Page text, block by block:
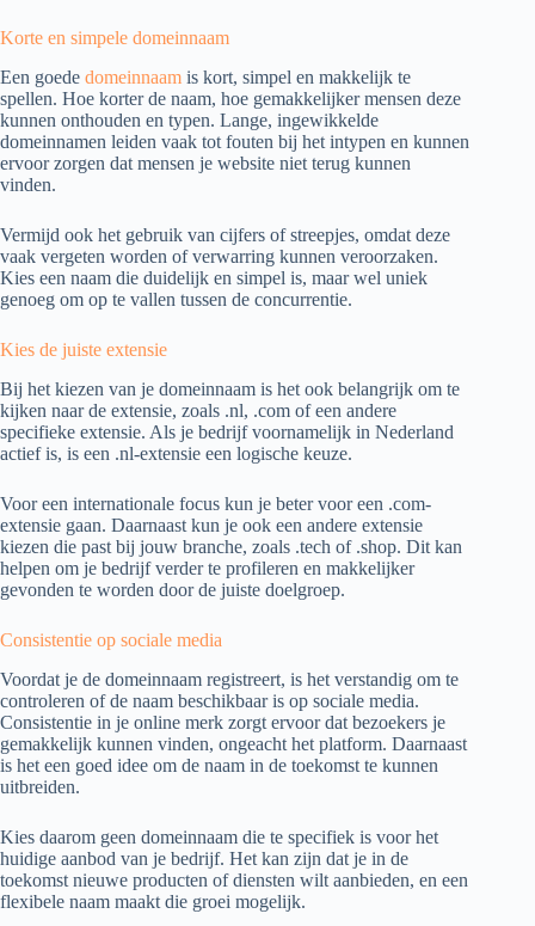
Korte en simpele domeinnaam
Een goede domeinnaam is kort, simpel en makkelijk te
spellen. Hoe korter de naam, hoe gemakkelijker mensen deze
kunnen onthouden en typen. Lange, ingewikkelde
domeinnamen leiden vaak tot fouten bij het intypen en kunnen
ervoor zorgen dat mensen je website niet terug kunnen
vinden.
Vermijd ook het gebruik van cijfers of streepjes, omdat deze
vaak vergeten worden of verwarring kunnen veroorzaken.
Kies een naam die duidelijk en simpel is, maar wel uniek
genoeg om op te vallen tussen de concurrentie.
Kies de juiste extensie
Bij het kiezen van je domeinnaam is het ook belangrijk om te
kijken naar de extensie, zoals .nl, .com of een andere
specifieke extensie. Als je bedrijf voornamelijk in Nederland
actief is, is een .nl-extensie een logische keuze.
Voor een internationale focus kun je beter voor een .com-
extensie gaan. Daarnaast kun je ook een andere extensie
kiezen die past bij jouw branche, zoals .tech of .shop. Dit kan
helpen om je bedrijf verder te profileren en makkelijker
gevonden te worden door de juiste doelgroep.
Consistentie op sociale media
Voordat je de domeinnaam registreert, is het verstandig om te
controleren of de naam beschikbaar is op sociale media.
Consistentie in je online merk zorgt ervoor dat bezoekers je
gemakkelijk kunnen vinden, ongeacht het platform. Daarnaast
is het een goed idee om de naam in de toekomst te kunnen
uitbreiden.
Kies daarom geen domeinnaam die te specifiek is voor het
huidige aanbod van je bedrijf. Het kan zijn dat je in de
toekomst nieuwe producten of diensten wilt aanbieden, en een
flexibele naam maakt die groei mogelijk.